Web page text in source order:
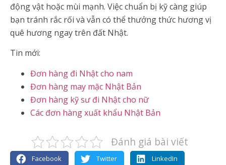
động vật hoặc mùi mạnh. Việc chuẩn bị kỹ càng giúp
bạn tránh rắc rối và vẫn có thể thưởng thức hương vị
quê hương ngay trên đất Nhật.
Tin mới:
Đơn hàng đi Nhật cho nam
Đơn hàng may mặc Nhật Bản
Đơn hàng kỹ sư đi Nhật cho nữ
Các đơn hàng xuất khẩu Nhật Bản
Đánh giá bài viết
Facebook Twitter LinkedIn